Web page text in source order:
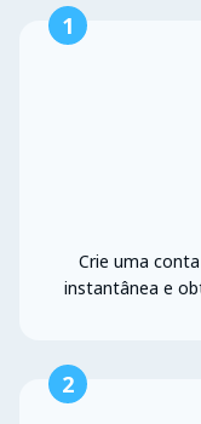
1
Crie uma
instantânea e
2